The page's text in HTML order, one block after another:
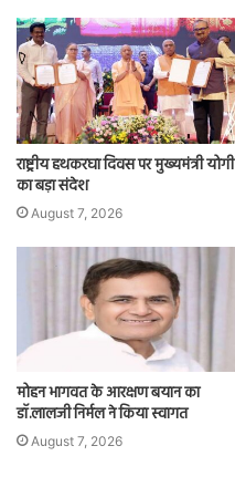
राष्ट्रीय हथकरघा दिवस पर मुख्यमंत्री योगी
का बड़ा संदेश
August 7, 2026
मोहन भागवत के आरक्षण बयान का
डॉ.लालजी निर्मल ने किया स्वागत
August 7, 2026